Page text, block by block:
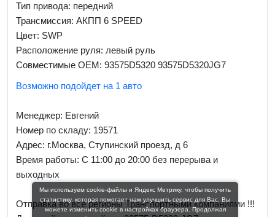
Тип привода: передний
Трансмиссия: AКПП 6 SPEED
Цвет: SWP
Расположение руля: левый руль
Совместимые OEM: 93575D5320 93575D5320JG7
Возможно подойдет на 1 авто
Менеджер: Евгений
Номер по складу: 19571
Адрес: г.Москва, Ступинский проезд, д 6
Время работы: С 11:00 до 20:00 без перерыва и
выходных
Отправка во все регионы Транспортными компаниями !!!
Мы используем cookie-файлы и Яндекс Метрику, чтобы получить
статистику, которая помогает нам улучшить сервис для Вас. Вы
можете изменить cookie в настройках браузера. Продолжая